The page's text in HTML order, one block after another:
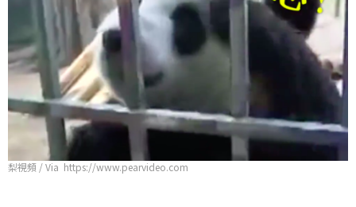
梨視頻 / Via https://www.pearvideo.com